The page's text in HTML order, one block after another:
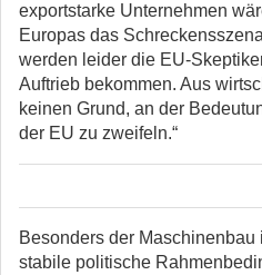
exportstarke Unternehmen
Europas das
werden leider die EU-
Auftrieb bekommen. Aus
keinen Grund, an der
der EU zu zweifeln.“
Besonders der
stabile politische